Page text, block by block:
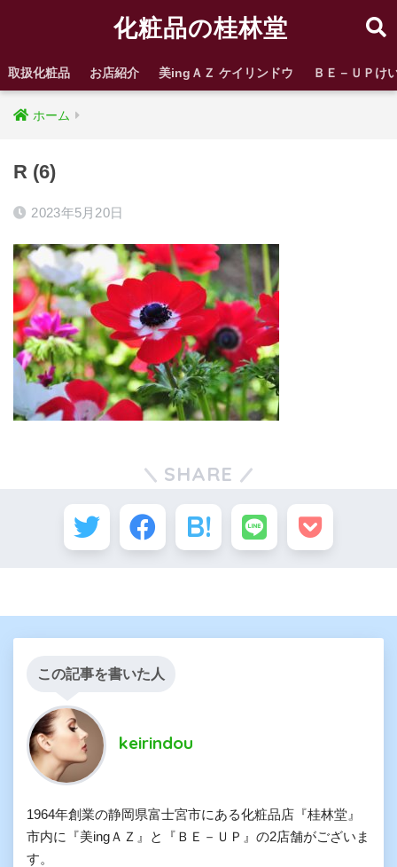
化粧品の桂林堂
取扱化粧品 お店紹介 美ingＡＺ ケイリンドウ ＢＥ－ＵＰけ
ホーム
R (6)
2023年5月20日
SHARE
この記事を書いた人
keirindou
1964年創業の静岡県富士宮市にある化粧品店『桂林堂』
市内に『美ingＡＺ』と『ＢＥ－ＵＰ』の2店舗がございま
す。